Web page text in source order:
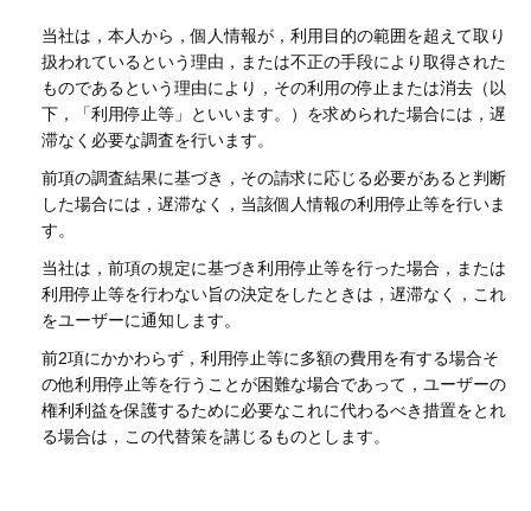
当社は，本人から，個人情報が，利用目的の範囲を超えて取り
扱われているという理由，または不正の手段により取得された
ものであるという理由により，その利用の停止または消去（以
下，「利用停止等」といいます。）を求められた場合には，遅
滞なく必要な調査を行います。
前項の調査結果に基づき，その請求に応じる必要があると判断
した場合には，遅滞なく，当該個人情報の利用停止等を行いま
す。
当社は，前項の規定に基づき利用停止等を行った場合，または
利用停止等を行わない旨の決定をしたときは，遅滞なく，これ
をユーザーに通知します。
前2項にかかわらず，利用停止等に多額の費用を有する場合そ
の他利用停止等を行うことが困難な場合であって，ユーザーの
権利利益を保護するために必要なこれに代わるべき措置をとれ
る場合は，この代替策を講じるものとします。